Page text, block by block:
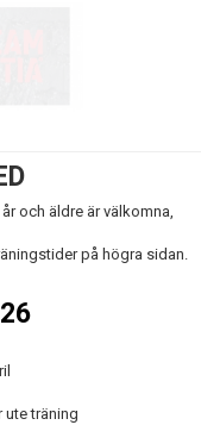
och äldre är välkomna,
på högra sidan.
träning